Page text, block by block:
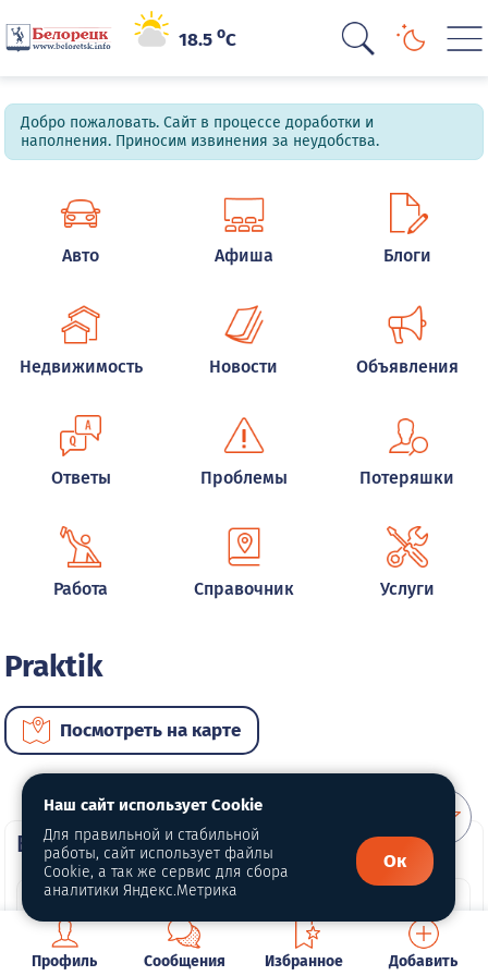
18.5oC
Добро пожаловать. Сайт в процессе доработки и
наполнения. Приносим извинения за неудобства.
Авто Афиша Блоги
Недвижимость Новости Объявления
Ответы Проблемы Потеряшки
Работа Справочник Услуги
Praktik
Посмотреть на карте
ВИП автомобили
Профиль Сообщения Избранное Добавить
Наш сайт использует Cookie
Для правильной и стабильной
работы, сайт использует файлы
Cookie, а так же сервис для сбора
аналитики Яндекс.Метрика
Ок